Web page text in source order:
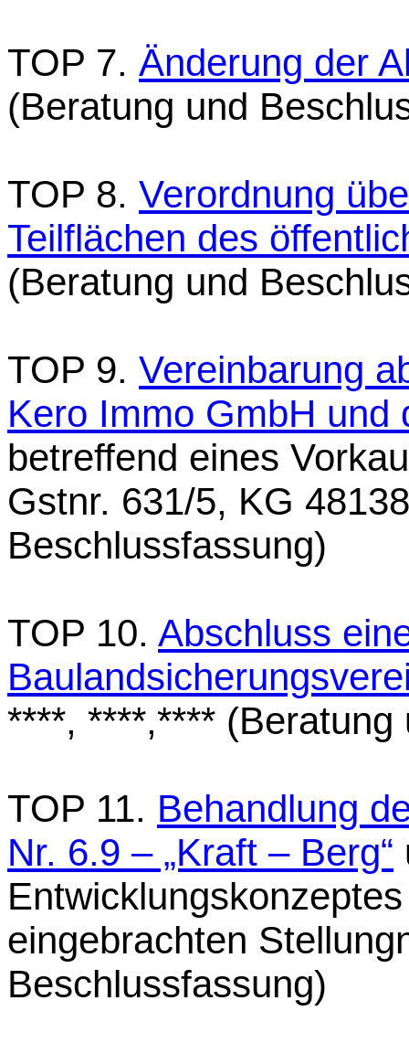
TOP 7. Änderung der
(Beratung und
TOP 8. Verordnung
Teilflächen des
(Beratung und
TOP 9. Vereinbarung
Kero Immo GmbH und
betreffend eines
Gstnr. 631/5, KG
Beschlussfassung)
TOP 10. Abschluss
****, ****,****
TOP 11. Behandlung
Nr. 6.9 – „Kraft – Berg“
eingebrachten
Beschlussfassung)